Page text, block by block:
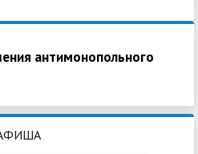
антимонопольного